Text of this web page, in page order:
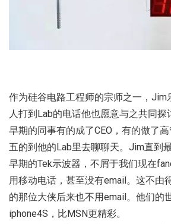
作为硅谷电路工程师的宗师之一，Jim
人打到Lab的电话他也愿意与之共同探
早期的同事有的成了CEO，有的做了
五的到他的Lab里去聊聊天。Jim直到
早期的Tek示波器，不屑于我们现在
用移动电话，甚至没有email。这不由
的那位大侠后来也不用email。他们的
iphone4S，比MSN更精彩。